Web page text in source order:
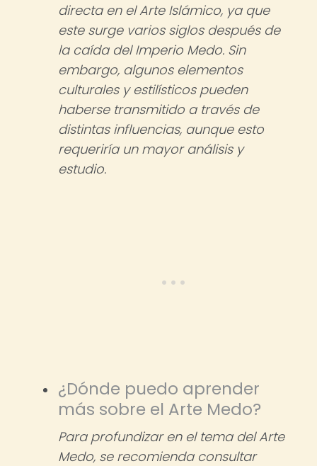
directa en el Arte Islámico, ya que
este surge varios siglos después de
la caída del Imperio Medo. Sin
embargo, algunos elementos
culturales y estilísticos pueden
haberse transmitido a través de
distintas influencias, aunque esto
requeriría un mayor análisis y
estudio.
¿Dónde puedo aprender
más sobre el Arte Medo?
Para profundizar en el tema del Arte
Medo, se recomienda consultar